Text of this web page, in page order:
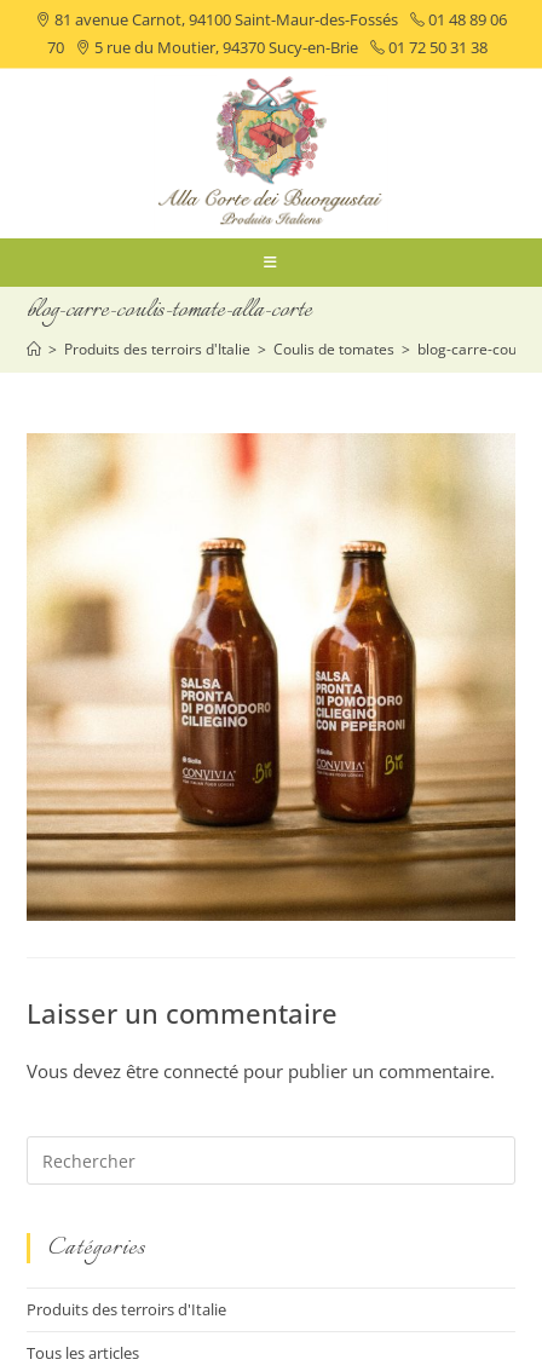
81 avenue Carnot, 94100 Saint-Maur-des-Fossés
01 48 89 06
70
5 rue du Moutier, 94370 Sucy-en-Brie 01 72 50 31 38
blog-carre-coulis-tomate-alla-corte
> Produits des terroirs d'Italie > Coulis de tomates > blog-carre-
Laisser un commentaire
Vous devez êtreconnecté pour publier un commentaire.
Catégories
Produits des terroirs d'Italie
Tous les articles